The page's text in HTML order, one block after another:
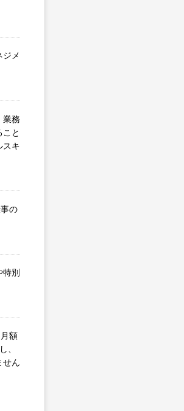
ジメ
業務
と
スキ
の
別
額
、
せん